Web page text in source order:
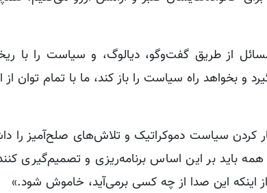
از طریق گفت‌وگو، دیالوگ، و سیاست را با
و بخواهد راه سیاست را باز کند، ما با تمام توان
سیاست دموکراتیک و تلاش‌های صلح‌آمیز را
همه باید بر این اساس برنامه‌ریزی و تصمیم‌گیری
اینکه این صدا از چه کسی برمی‌آید، خاموش شود.»